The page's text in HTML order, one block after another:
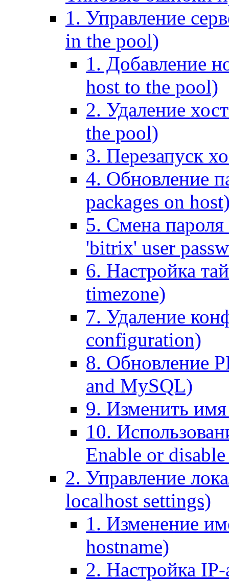
1. Управление
in the pool)
1. Добавление
host to the pool)
2. Удаление
the pool)
3. Перезапуск
4. Обновление
packages on
5. Смена пароля
'bitrix' user
6. Настройка
timezone)
7. Удаление
configuration)
8. Обновление
and MySQL)
9. Изменить имя
10.
Enable or
2. Управление
localhost settings)
1. Изменение
hostname)
2. Настройка IP-